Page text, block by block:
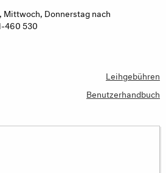
Donnerstag nach
460 530
Leihgebühren
Benutzerhandbuch